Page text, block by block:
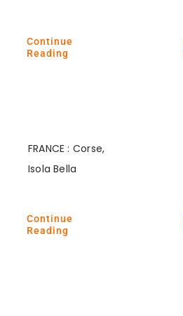
Continue
Reading
FRANCE : Corse,
Isola Bella
Continue
Reading